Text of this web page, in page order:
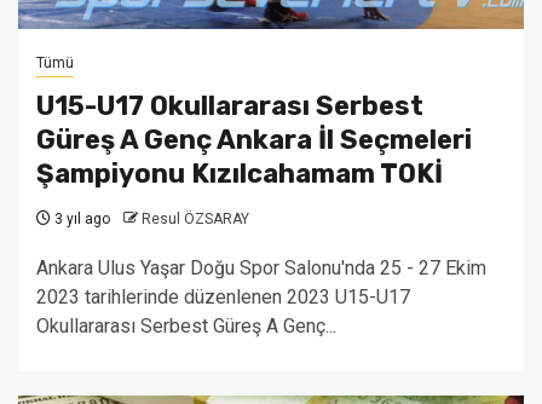
Tümü
U15-U17 Okullararası Serbest
Güreş A Genç Ankara İl Seçmeleri
Şampiyonu Kızılcahamam TOKİ
3 yıl ago Resul ÖZSARAY
Ankara Ulus Yaşar Doğu Spor Salonu'nda 25 - 27 Ekim
2023 tarihlerinde düzenlenen 2023 U15-U17
Okullararası Serbest Güreş A Genç...